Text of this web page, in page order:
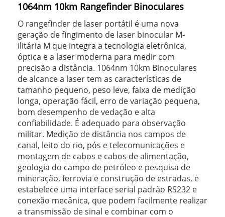
1064nm 10km Rangefinder Binoculares
O rangefinder de laser portátil é uma nova
geração de fingimento de laser binocular M-
ilitária M que integra a tecnologia eletrônica,
óptica e a laser moderna para medir com
precisão a distância. 1064nm 10km Binoculares
de alcance a laser tem as características de
tamanho pequeno, peso leve, faixa de medição
longa, operação fácil, erro de variação pequena,
bom desempenho de vedação e alta
confiabilidade. É adequado para observação
militar. Medição de distância nos campos de
canal, leito do rio, pós e telecomunicações e
montagem de cabos e cabos de alimentação,
geologia do campo de petróleo e pesquisa de
mineração, ferrovia e construção de estradas, e
estabelece uma interface serial padrão RS232 e
conexão mecânica, que podem facilmente realizar
a transmissão de sinal e combinar com o